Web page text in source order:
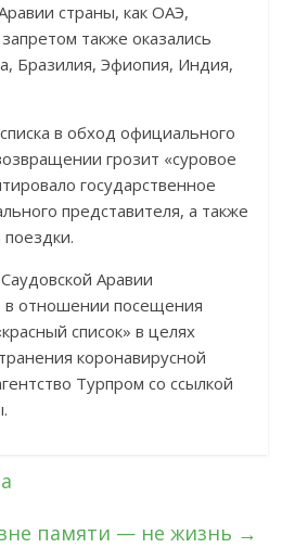
страны, как ОАЭ,
также оказались
Бразилия, Эфиопия, Индия,
в обход официального
грозит «суровое
государственное
представителя, а также
Аравии
в отношении посещения
список» в целях
коронавирусной
Турпром со ссылкой
памяти — не жизнь →